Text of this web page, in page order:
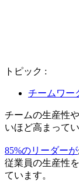
トピック :
チームワー
チームの生産性
いほど高まって
85%のリーダーが
従業員の生産性
ています。